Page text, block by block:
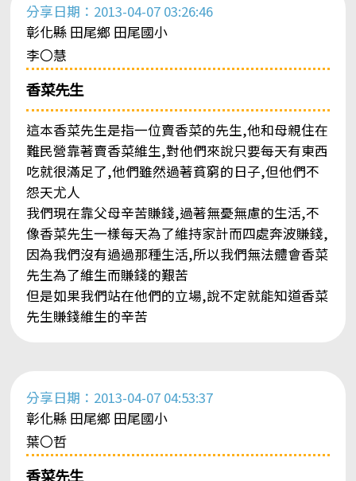
分享日期：2013-04-07 03:26:46
彰化縣 田尾鄉 田尾國小
李〇慧
香菜先生
這本香菜先生是指一位賣香菜的先生,他和母親住在
難民營靠著賣香菜維生,對他們來說只要每天有東西
吃就很滿足了,他們雖然過著貧窮的日子,但他們不
怨天尤人
我們現在靠父母辛苦賺錢,過著無憂無慮的生活,不
像香菜先生一樣每天為了維持家計而四處奔波賺錢,
因為我們沒有過過那種生活,所以我們無法體會香菜
先生為了維生而賺錢的艱苦
但是如果我們站在他們的立場,說不定就能知道香菜
先生賺錢維生的辛苦
分享日期：2013-04-07 04:53:37
彰化縣 田尾鄉 田尾國小
葉〇哲
香菜先生